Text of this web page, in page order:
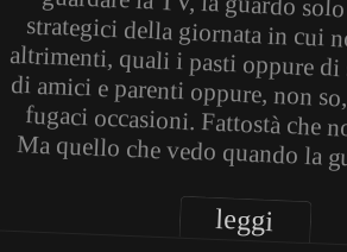
Ma quello che vedo quando la
leggi